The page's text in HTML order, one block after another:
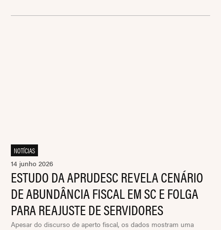
NOTÍCIAS
14 junho 2026
ESTUDO DA APRUDESC REVELA CENÁRIO
DE ABUNDÂNCIA FISCAL EM SC E FOLGA
PARA REAJUSTE DE SERVIDORES
Apesar do discurso de aperto fiscal, os dados mostram uma